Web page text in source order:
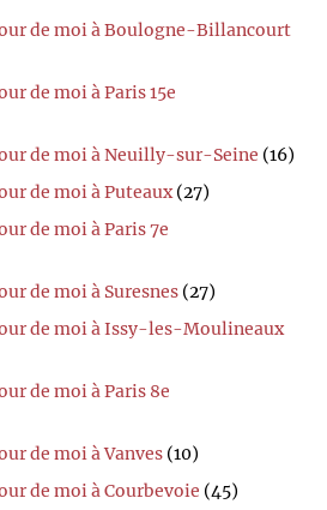
de moi à Boulogne-Billancourt
de moi à Paris 15e
de moi à Neuilly-sur-Seine (16)
de moi à Puteaux(27)
de moi à Paris 7e
de moi à Suresnes (27)
de moi à Issy-les-Moulineaux
de moi à Paris 8e
de moi à Vanves (10)
de moi à Courbevoie (45)